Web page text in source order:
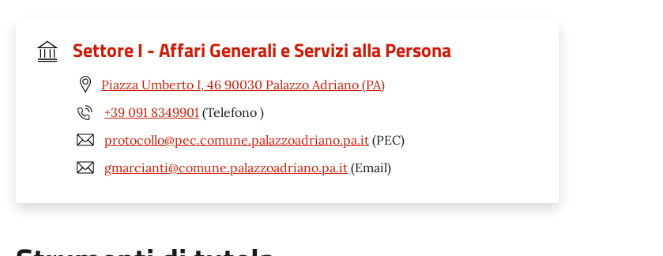
Settore I - Affari Generali e Servizi alla Persona
Piazza Umberto I, 46 90030 Palazzo Adriano (PA)
+39 091 8349901 (Telefono )
protocollo@pec.comune.palazzoadriano.pa.it (PEC)
gmarcianti@comune.palazzoadriano.pa.it (Email)